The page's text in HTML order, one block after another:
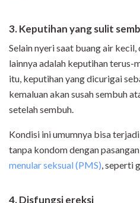
3. Keputihan yang sulit
Selain nyeri saat buang air
lainnya adalah keputihan terus-
itu, keputihan yang dicurigai
kemaluan akan susah sembuh
setelah sembuh.
Kondisi ini umumnya bisa
tanpa kondom dengan
menular seksual (PMS) , seperti
4. Disfungsi ereksi